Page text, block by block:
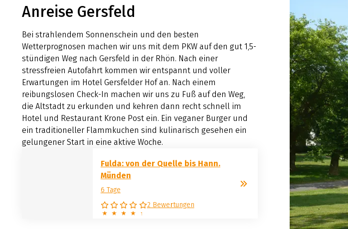
Anreise Gersfeld
Bei strahlendem Sonnenschein und den besten
Wetterprognosen machen wir uns mit dem PKW auf den gut 1,5-
stündigen Weg nach Gersfeld in der Rhön. Nach einer
stressfreien Autofahrt kommen wir entspannt und voller
Erwartungen im Hotel Gersfelder Hof an. Nach einem
reibungslosen Check-In machen wir uns zu Fuß auf den Weg,
die Altstadt zu erkunden und kehren dann recht schnell im
Hotel und Restaurant Krone Post ein. Ein veganer Burger und
ein traditioneller Flammkuchen sind kulinarisch gesehen ein
gelungener Start in eine aktive Woche.
Fulda: von der Quelle bis Hann.
Münden
6 Tage
2 Bewertungen